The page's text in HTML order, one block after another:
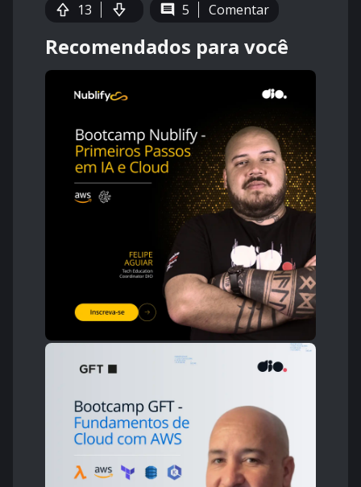
13 5 Comentar
Recomendados para você